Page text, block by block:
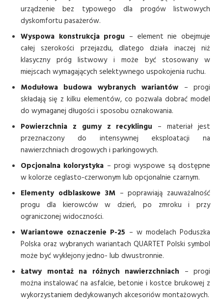
urządzenie bez typowego dla progów listwowych
dyskomfortu pasażerów.
Wyspowa konstrukcja progu – element nie obejmuje
całej szerokości przejazdu, dlatego działa inaczej niż
klasyczny próg listwowy i może być stosowany w
miejscach wymagających selektywnego uspokojenia ruchu.
Modułowa budowa wybranych wariantów – progi
składają się z kilku elementów, co pozwala dobrać model
do wymaganej długości i sposobu oznakowania.
Powierzchnia z gumy z recyklingu – materiał jest
przeznaczony do intensywnej eksploatacji na
nawierzchniach drogowych i parkingowych.
Opcjonalna kolorystyka – progi wyspowe są dostępne
w kolorze ceglasto-czerwonym lub opcjonalnie czarnym.
Elementy odblaskowe 3M – poprawiają zauważalność
progu dla kierowców w dzień, po zmroku i przy
ograniczonej widoczności.
Wariantowe oznaczenie P-25 – w modelach Poduszka
Polska oraz wybranych wariantach QUARTET Polski symbol
może być wyklejony jedno- lub dwustronnie.
Łatwy montaż na różnych nawierzchniach – progi
można instalować na asfalcie, betonie i kostce brukowej z
wykorzystaniem dedykowanych akcesoriów montażowych.